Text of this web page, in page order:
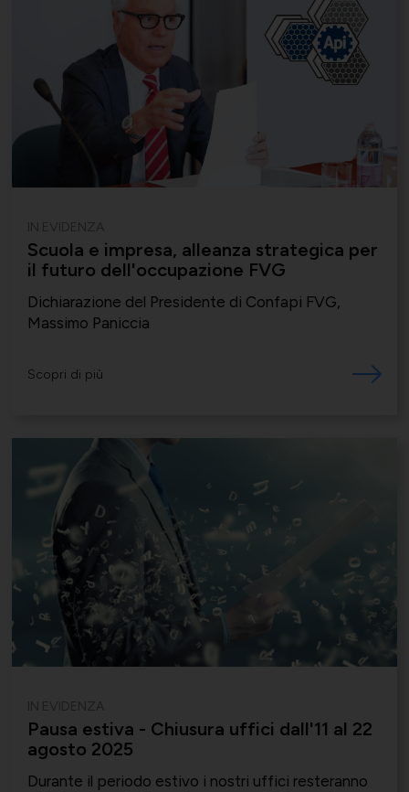
Scuola e impresa, alleanza strategica per
il futuro dell'occupazione FVG
Dichiarazione del Presidente di Confapi FVG,
Massimo Paniccia
Scopri di più
Pausa estiva - Chiusura uffici dall'11 al 22
agosto 2025
Durante il periodo estivo i nostri uffici resteranno